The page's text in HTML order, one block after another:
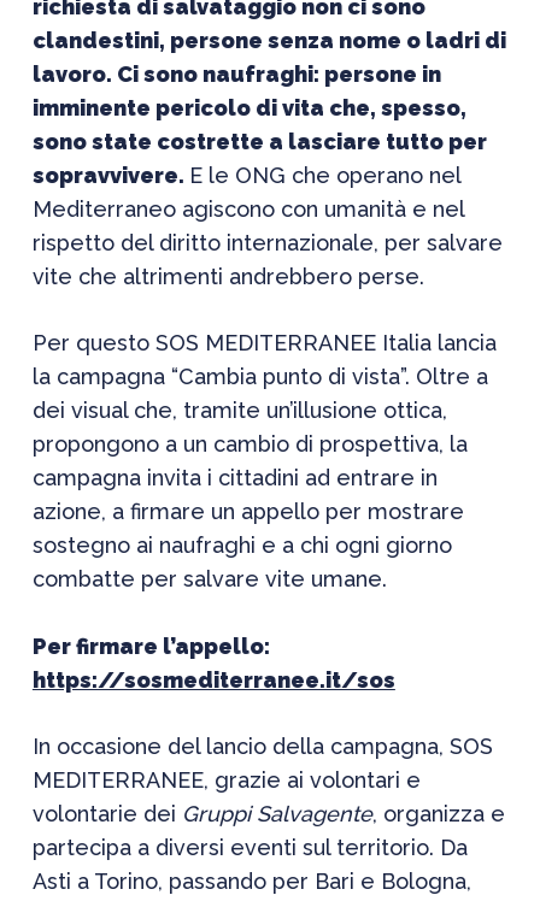
richiesta di salvataggio non ci sono
clandestini, persone senza nome o ladri di
lavoro. Ci sono naufraghi: persone in
imminente pericolo di vita che, spesso,
sono state costrette a lasciare tutto per
sopravvivere. E le ONG che operano nel
Mediterraneo agiscono con umanità e nel
rispetto del diritto internazionale, per salvare
vite che altrimenti andrebbero perse.
Per questo SOS MEDITERRANEE Italia lancia
la campagna “Cambia punto di vista”. Oltre a
dei visual che, tramite un’illusione ottica,
propongono a un cambio di prospettiva, la
campagna invita i cittadini ad entrare in
azione, a firmare un appello per mostrare
sostegno ai naufraghi e a chi ogni giorno
combatte per salvare vite umane.
Per firmare l’appello:
https://sosmediterranee.it/sos
In occasione del lancio della campagna, SOS
MEDITERRANEE, grazie ai volontari e
volontarie dei Gruppi Salvagente, organizza e
partecipa a diversi eventi sul territorio. Da
Asti a Torino, passando per Bari e Bologna,